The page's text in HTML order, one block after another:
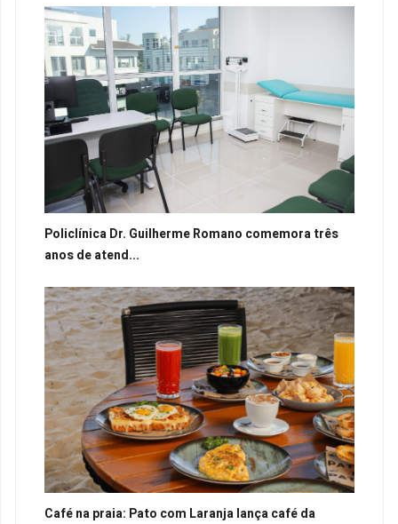
Policlínica Dr. Guilherme Romano comemora três
anos de atend...
Café na praia: Pato com Laranja lança café da